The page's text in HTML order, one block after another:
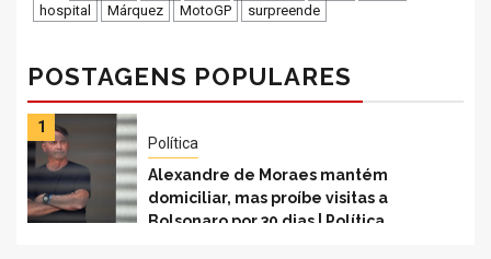
hospital
Márquez MotoGP surpreende
POSTAGENS POPULARES
1
Política
Alexandre de Moraes mantém
domiciliar, mas proíbe visitas a
Bolsonaro por 30 dias | Política